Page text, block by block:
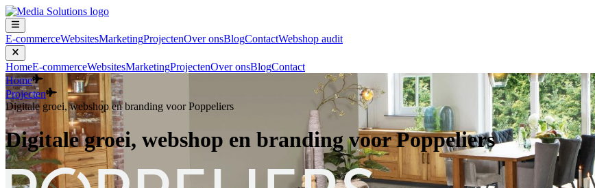
E-commerceWebsitesMarketingProjectenOver onsBlogContactWebshop audit
HomeE-commerceWebsitesMarketingProjectenOver onsBlogContact
Home
Projecten
Digitale groei, webshop en branding voor Poppeliers
Digitale groei, webshop en branding voor Poppeliers